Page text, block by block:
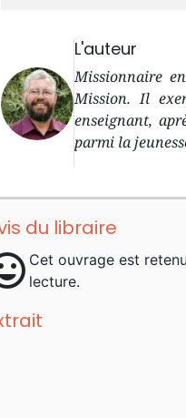
L'auteur
Missionnaire
Mission. Il
enseignant,
parmi la
du libraire
Cet ouvrage est
lecture.